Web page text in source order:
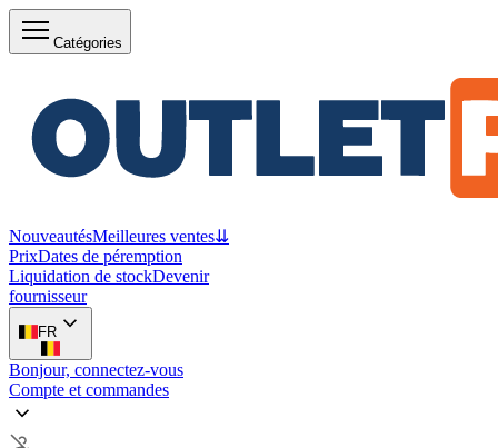
Catégories
NouveautésMeilleures ventes⇊
PrixDates de péremption
Liquidation de stockDevenir
fournisseur
FR
Bonjour, connectez-vous
Compte et commandes